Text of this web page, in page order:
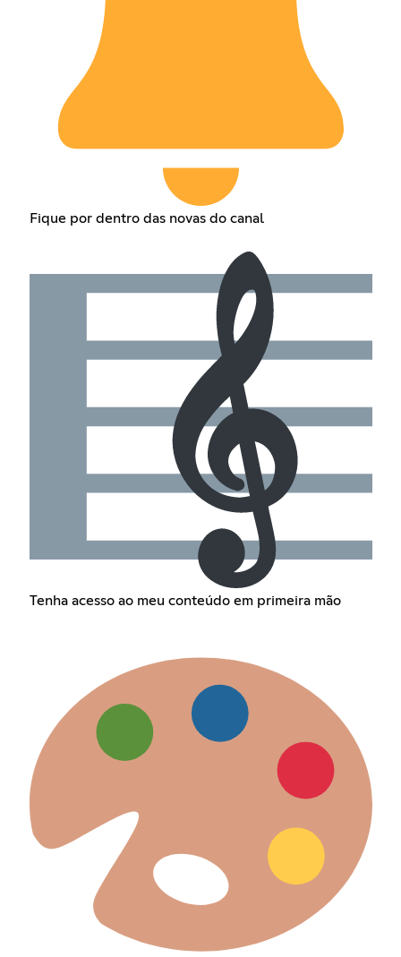
Fique por dentro das novas do canal
Tenha acesso ao meu conteúdo em primeira mão